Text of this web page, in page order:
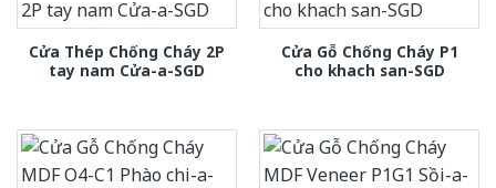
Cửa Thép Chống Cháy 2P
tay nam Cửa-a-SGD
Cửa Gỗ Chống Cháy P1
cho khach san-SGD